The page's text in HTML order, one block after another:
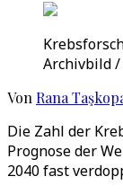
Archivbild /
Von Rana
Die Zahl der
Prognose der
2040 fast